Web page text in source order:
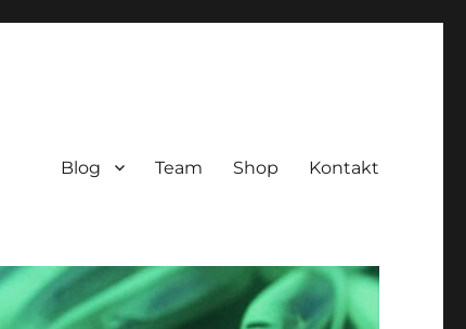
Blog Team Shop Kontakt